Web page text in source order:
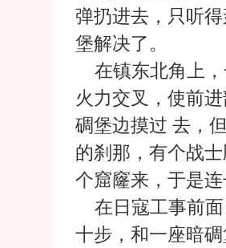
弹扔进去，只听
堡解决了。
在镇东北角上，
火力交叉，使前
碉堡边摸过 去，
的刹那，有个战
个窟窿来，于是
在日寇工事前面
十步，和一座暗